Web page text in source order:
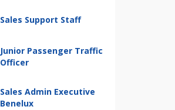
Sales Support Staff
Junior Passenger Traffic
Officer
Sales Admin Executive
Benelux